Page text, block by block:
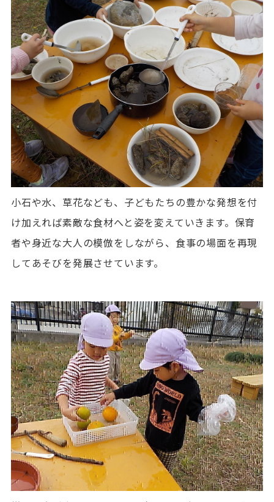
小石や水、草花なども、子どもたちの豊かな発想を付
け加えれば素敵な食材へと姿を変えていきます。保育
者や身近な大人の模倣をしながら、食事の場面を再現
してあそびを発展させています。